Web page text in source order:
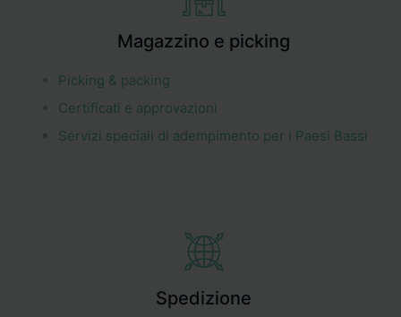
Magazzino e picking
Picking & packing
Certificati e approvazioni
Servizi speciali di adempimento per i Paesi Bassi
Spedizione